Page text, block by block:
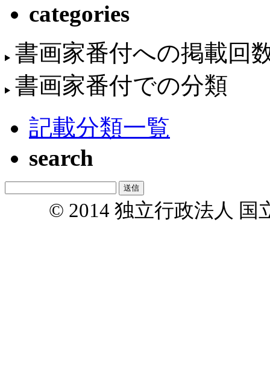
categories
書画家番付への掲載回
書画家番付での分類
記載分類一覧
search
© 2014 独立行政法人 国